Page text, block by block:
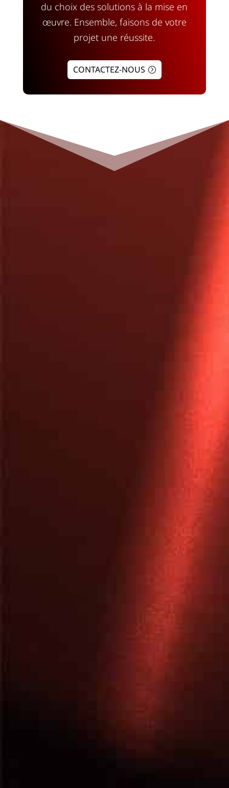
du choix des solutions à la mise en
œuvre. Ensemble, faisons de votre
projet une réussite.
CONTACTEZ-NOUS